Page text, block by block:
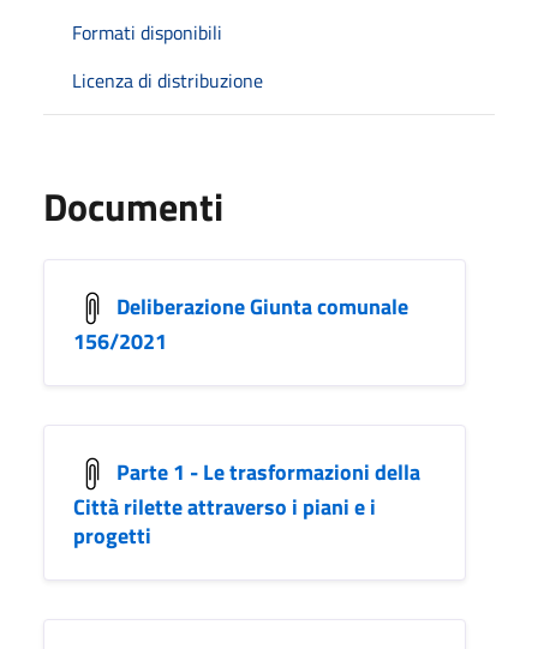
Formati disponibili
Licenza di distribuzione
Documenti
Deliberazione Giunta comunale
156/2021
Parte 1 - Le trasformazioni della
Città rilette attraverso i piani e i
progetti